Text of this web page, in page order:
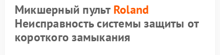
Микшерный пульт Roland
Неисправность системы защиты от
короткого замыкания